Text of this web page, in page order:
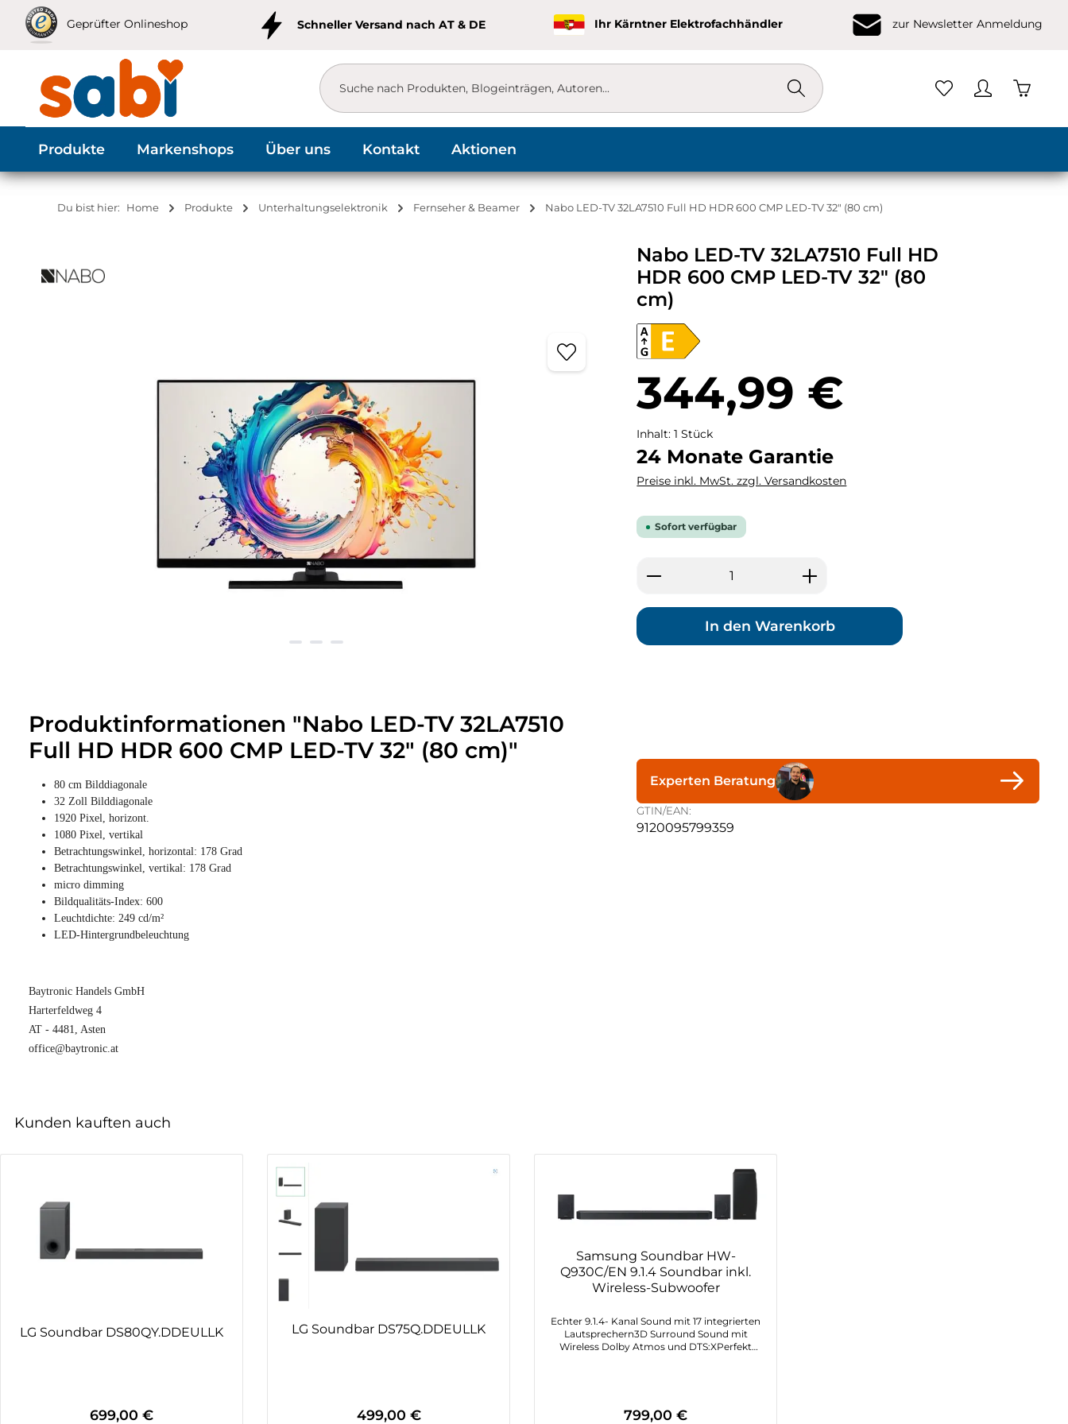
Hauptinhalt springen
Zur Suche springen
Zur Hauptnavigation springen
Geprüfter Onlineshop Schneller Versand nach AT & DE Ihr Kärntner Elektrofachhändler zur Newsletter Anmeldung
Produkte Markenshops Über uns Kontakt Aktionen
Du bist hier: Home Produkte Unterhaltungselektronik Fernseher & Beamer Nabo LED-TV 32LA7510 Full HD HDR 600 CMP LED-TV 32" (80 cm)
Nabo LED-TV 32LA7510 Full HD
HDR 600 CMP LED-TV 32" (80
cm)
344,99 €
Inhalt:1 Stück
24 Monate Garantie
Preise inkl. MwSt. zzgl. Versandkosten
Sofort verfügbar
Produkt Anzahl: Gib den gewünschten
In den Warenkorb
Experten Beratung
GTIN/EAN:
9120095799359
Produktinformationen "Nabo LED-TV 32LA7510
Full HD HDR 600 CMP LED-TV 32" (80 cm)"
80 cm Bilddiagonale
32 Zoll Bilddiagonale
1920 Pixel, horizont.
1080 Pixel, vertikal
Betrachtungswinkel, horizontal: 178 Grad
Betrachtungswinkel, vertikal: 178 Grad
micro dimming
Bildqualitäts-Index: 600
Leuchtdichte: 249 cd/m²
LED-Hintergrundbeleuchtung
Baytronic Handels GmbH
Harterfeldweg 4
AT - 4481, Asten
office@baytronic.at
Kunden kauften auch
LG Soundbar DS80QY.DDEULLK
Regulärer Preis:
699,00 €
LG Soundbar DS75Q.DDEULLK
Regulärer Preis:
499,00 €
Samsung Soundbar HW-
Q930C/EN 9.1.4 Soundbar inkl.
Wireless-Subwoofer
Echter 9.1.4- Kanal Sound mit 17 integrierten
Lautsprechern3D Surround Sound mit
Wireless Dolby Atmos und DTS:XPerfekt
Regulärer Preis:
799,00 €